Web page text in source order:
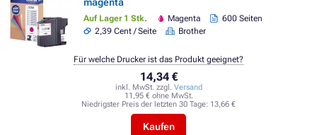
magenta
Auf Lager 1 Stk. Magenta
600 Seiten
2,39 Cent / Seite
Brother
14,34 €
inkl. MwSt. zzgl. Versand
11,95 € ohne MwSt.
Niedrigster Preis der letzten 30 Tage: 13,66 €
Kaufen
Für welche Drucker ist das Produkt geeignet?